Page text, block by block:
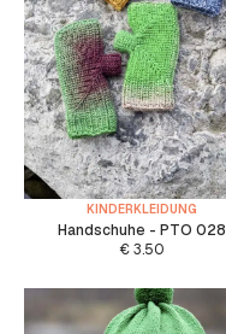
KINDERKLEIDUNG
Handschuhe - PTO 028
€3.50